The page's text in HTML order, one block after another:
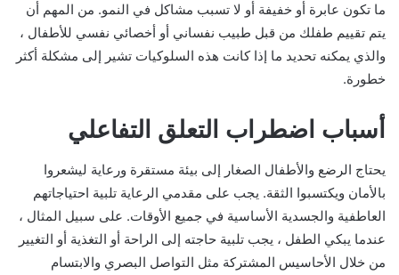
ما تكون عابرة أو خفيفة أو لا تسبب مشاكل في النمو. من المهم أن
يتم تقييم طفلك من قبل طبيب نفساني أو أخصائي نفسي للأطفال ،
والذي يمكنه تحديد ما إذا كانت هذه السلوكيات تشير إلى مشكلة أكثر
خطورة.
أسباب اضطراب التعلق التفاعلي
يحتاج الرضع والأطفال الصغار إلى بيئة مستقرة ورعاية ليشعروا
بالأمان ويكتسبوا الثقة. يجب على مقدمي الرعاية تلبية احتياجاتهم
العاطفية والجسدية الأساسية في جميع الأوقات. على سبيل المثال ،
عندما يبكي الطفل ، يجب تلبية حاجته إلى الراحة أو التغذية أو التغيير
من خلال الأحاسيس المشتركة مثل التواصل البصري والابتسام